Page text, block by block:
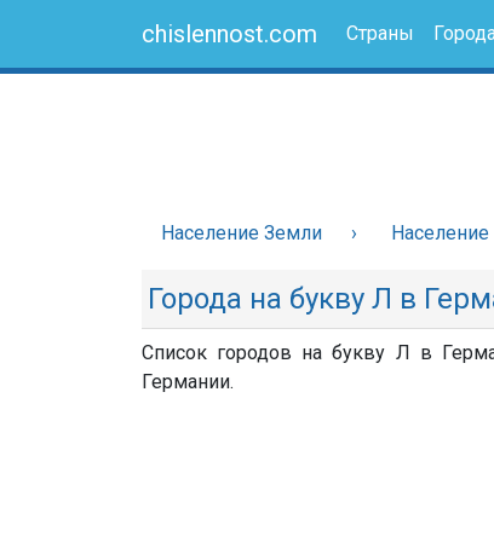
chislennost.com Страны
Население Земли
Города на букву Л в
Список городов на букву Л в
Германии.